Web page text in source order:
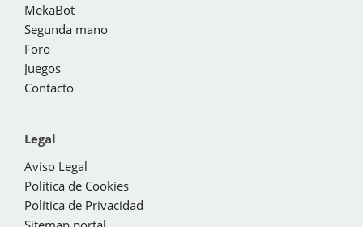
MekaBot
Segunda mano
Foro
Juegos
Contacto
Legal
Aviso Legal
Política de Cookies
Política de Privacidad